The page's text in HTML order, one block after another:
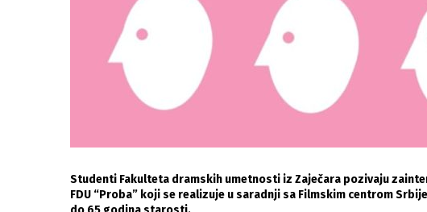
Studenti Fakulteta dramskih umetnosti iz Zaječara pozivaju
FDU “Proba” koji se realizuje u saradnji sa Filmskim centrom